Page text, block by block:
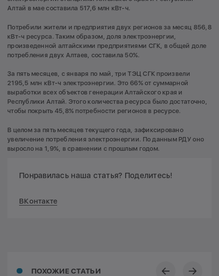
Алтай в мае составила 517,6 млн кВт-ч.
Потребили жители и предприятия двух регионов за месяц 856,8
кВт-ч ресурса. Таким образом, доля электроэнергии,
произведенной алтайскими предприятиями СГК, в общей доле
потребления двух Алтаев, составила 50%.
За пять месяцев, с января по май, три ТЭЦ СГК произвели
2195,5 млн кВт-ч электроэнергии. Это 66% от суммарной
выработки всех объектов генерации Алтайского края и
Республики Алтай. Этого количества ресурса было достаточно,
чтобы покрыть 45,8% потребности регионов в ресурсе.
В целом за пять месяцев текущего года, зафиксировано
увеличение потребления электроэнергии. По данным РДУ оно
выросло на 1,9%, в сравнении с прошлым годом.
Понравилась наша статья? Поделитесь!
ВКонтакте
ПОХОЖИЕ СТАТЬИ